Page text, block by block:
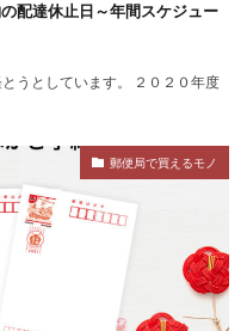
配達休止日～年間スケジュー
うとしています。 ２０２０年度
郵便局で買えるモノ